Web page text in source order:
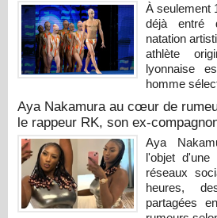
À seulement
déjà entré
natation
athlète
lyonnaise
homme
Aya Nakamura au cœur de
le rappeur RK, son ex-
Aya
l'objet
réseaux
heures,
partagées